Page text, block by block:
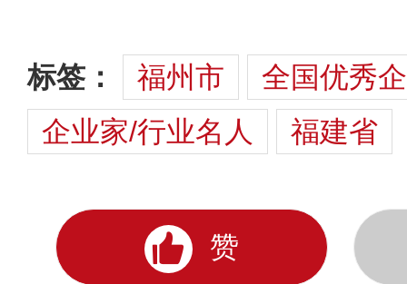
标签： 福州市
全国优秀
企业家/行业名人
福建省
赞